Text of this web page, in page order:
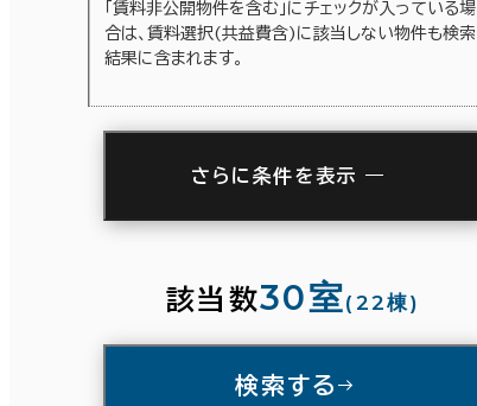
「賃料非公開物件を含む」にチェックが入っている場
合は、賃料選択(共益費含)に該当しない物件も検索
結果に含まれます。
入居可能時期
さらに条件を表示
該当数30室(22棟)
検索する